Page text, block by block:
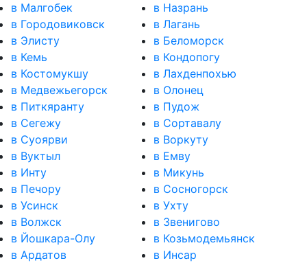
в Малгобек
в Назрань
в Городовиковск
в Лагань
в Элисту
в Беломорск
в Кемь
в Кондопогу
в Костомукшу
в Лахденпохью
в Медвежьегорск
в Олонец
в Питкяранту
в Пудож
в Сегежу
в Сортавалу
в Суоярви
в Воркуту
в Вуктыл
в Емву
в Инту
в Микунь
в Печору
в Сосногорск
в Усинск
в Ухту
в Волжск
в Звенигово
в Йошкара-Олу
в Козьмодемьянск
в Ардатов
в Инсар